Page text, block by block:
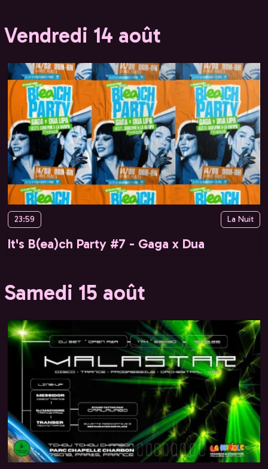
Vendredi 14 août
23:59 La Nuit
It's B(ea)ch Party #7 - Gaga x Dua
Samedi 15 août